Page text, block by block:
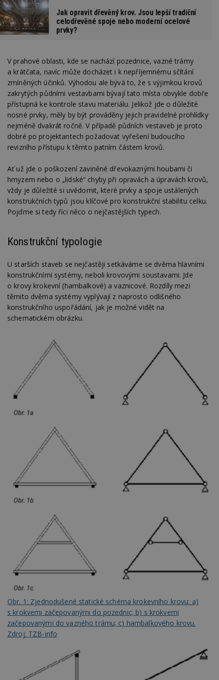
Jak opravit dřevěný krov. Jsou lepší tradiční
celodřevěné spoje nebo moderní ocelové
prvky?
V prahové oblasti, kde se nachází pozednice, vazné trámy
a krátčata, navíc může docházet i k nepříjemnému sčítání
zmíněných účinků. Výhodou ale bývá to, že s výjimkou krovů
zakrytých půdními vestavbami bývají tato místa obvykle dobře
přístupná ke kontrole stavu materiálu. Jelikož jde o důležité
nosné prvky, měly by být prováděny jejich pravidelné prohlídky
nejméně dvakrát ročně. V případě půdních vestaveb je proto
dobré po projektantech požadovat vyřešení budoucího
revizního přístupu k těmto patním částem krovů.
Ať už jde o poškození zaviněné dřevokaznými houbami či
hmyzem nebo o „lidské“ chyby při opravách a úpravách krovů,
vždy je důležité si uvědomit, které prvky a spoje ustálených
konstrukčních typů jsou klíčové pro konstrukční stabilitu celku.
Pojďme si tedy říci něco o nejčastějších typech.
Konstrukční typologie
U starších staveb se nejčastěji setkáváme se dvěma hlavními
konstrukčními systémy, neboli krovovými soustavami. Jde
o krovy krokevní (hambalkové) a vaznicové. Rozdíly mezi
těmito dvěma systémy vyplývají z naprosto odlišného
konstrukčního uspořádání, jak je možné vidět na
schematickém obrázku.
Obr. 1: Zjednodušené statické schéma krokevního krovu: a)
s krokvemi začepovanými do pozednic; b) s krokvemi
začepovanými do vazného trámu; c) hambalkového krovu.
Zdroj: TZB-info